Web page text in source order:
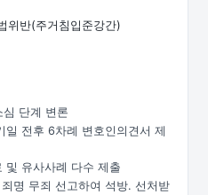
위반(주거침입준강간)
단계 변론
일 전후 6차례 변호인의견서 제
및 유사사례 다수 제출
명 무죄 선고하여 석방. 선처받